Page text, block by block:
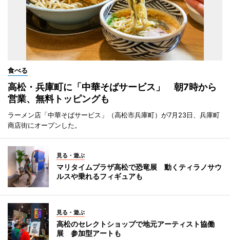
食べる
高松・兵庫町に「中華そばサービス」 朝7時から
営業、無料トッピングも
ラーメン店「中華そばサービス」（高松市兵庫町）が7月23日、兵庫町
商店街にオープンした。
見る・遊ぶ
マリタイムプラザ高松で恐竜展 動くティラノサウ
ルスや乗れるフィギュアも
見る・遊ぶ
高松のセレクトショップで地元アーティスト協働
展 参加型アートも